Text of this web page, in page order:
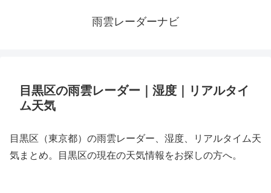
雨雲レーダーナビ
目黒区の雨雲レーダー｜湿度｜リアルタイ
ム天気
目黒区（東京都）の雨雲レーダー、湿度、リアルタイム天
気まとめ。目黒区の現在の天気情報をお探しの方へ。